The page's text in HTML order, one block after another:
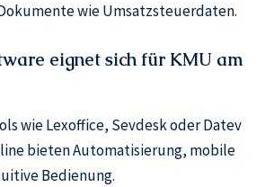
wie Umsatzsteuerdaten.
eignet sich für KMU am
wie Lexoffice, Sevdesk oder Datev
bieten Automatisierung, mobile
Bedienung.